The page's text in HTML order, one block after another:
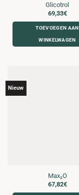
Glicotrol
69,33€
TOEVOEGEN AAN
WINKELWAGEN
Nieuw
Max₂O
67,82€